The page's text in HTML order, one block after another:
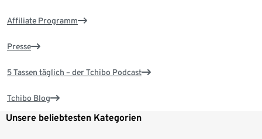
Affiliate Programm
Presse
5 Tassen täglich – der Tchibo Podcast
Tchibo Blog
Unsere beliebtesten Kategorien